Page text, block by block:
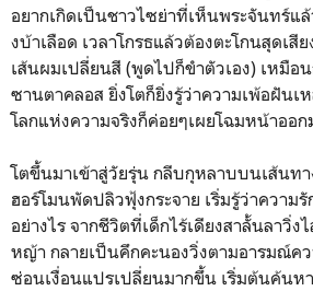
อยากเกิดเป็นชาวไซย่าที่เห็นพระจันทร์แ
งบ้าเลือด เวลาโกรธแล้วต้องตะโกนสุดเสี
เส้นผมเปลี่ยนสี (พูดไปก็ขำตัวเอง) เหมือ
ซานตาคลอส ยิ่งโตก็ยิ่งรู้ว่าความเพ้อฝัน
โลกแห่งความจริงก็ค่อยๆเผยโฉมหน้าออ
โตขึ้นมาเข้าสู่วัยรุ่น กลีบกุหลาบบนเส้นท
ฮอร์โมนพัดปลิวฟุ้งกระจาย เริ่มรู้ว่าความ
อย่างไร จากชีวิตที่เด็กไร้เดียงสาลั้นลาวิ่
หญ้า กลายเป็นคึกคะนองวิ่งตามอารมณ์ค
ซ่อนเงื่อนแปรเปลี่ยนมากขึ้น เริ่มต้นค้นห